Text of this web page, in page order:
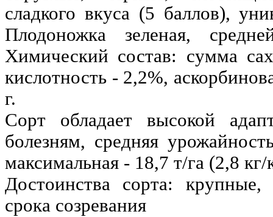
сладкого вкуса (5 баллов),
Плодоножка зеленая,
Химический состав: сумма
кислотность - 2,2%,
г.
Сорт обладает высокой
болезням, средняя
максимальная - 18,7 т/га (2,8 кг/
Достоинства сорта: крупные,
срока созревания